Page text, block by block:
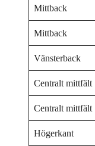
Mittback
Mittback
Vänsterback
Centralt mittfält
Centralt mittfält
Högerkant